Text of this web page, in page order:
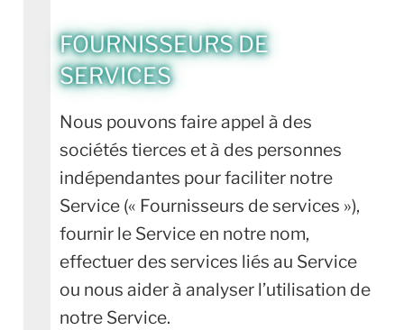
FOURNISSEURS DE
SERVICES
Nous pouvons faire appel à des
sociétés tierces et à des personnes
indépendantes pour faciliter notre
Service (« Fournisseurs de services »),
fournir le Service en notre nom,
effectuer des services liés au Service
ou nous aider à analyser l’utilisation de
notre Service.